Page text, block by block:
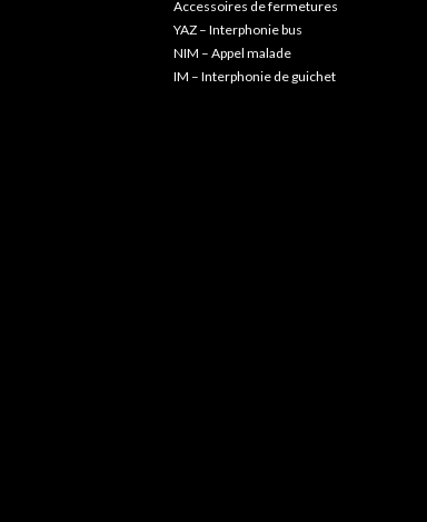
Accessoires de fermetures
YAZ – Interphonie bus
NIM – Appel malade
IM – Interphonie de guichet